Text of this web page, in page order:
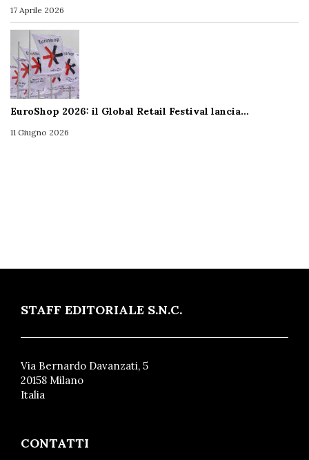
17 Aprile 2026
EuroShop 2026: il Global Retail Festival lancia…
11 Giugno 2026
STAFF EDITORIALE S.N.C.
Via Bernardo Davanzati, 5
20158 Milano
Italia
CONTATTI